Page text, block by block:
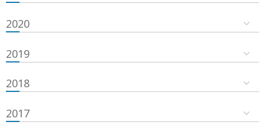
2020
2019
2018
2017